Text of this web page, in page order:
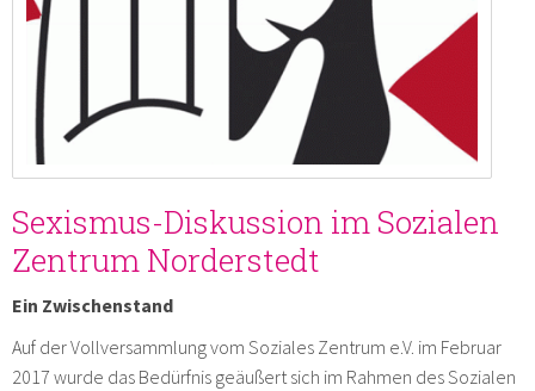
Sexismus-Diskussion im Sozialen
Zentrum Norderstedt
Ein Zwischenstand
Auf der Vollversammlung vom Soziales Zentrum e.V. im Februar
2017 wurde das Bedürfnis geäußert sich im Rahmen des Sozialen